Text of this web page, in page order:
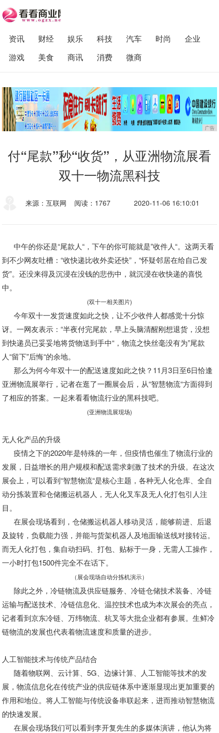
资讯 财经 娱乐 科技 汽车 时尚
企业
游戏
美食 商讯 消费 微商
广告
付“尾款”秒“收货”，从亚洲物流展看
双十一物流黑科技
来源：互联网 阅读：1767 2020-11-06 16:10:01
中午的你还是“尾款人“，下午的你可能就是”收件人“。这两天看
到不少网友吐槽：“收快递比收外卖还快”，“怀疑邻居在给自己发
货”。还没来得及沉浸在没钱的悲伤中，就沉浸在收快递的喜悦
中。
(双十一相关图片)
今年双十一发货速度如此之快，让不少收件人都感觉十分惊
讶。一网友表示：“半夜付完尾款，早上头脑清醒刚想退货，没想
到快递员已妥妥地将货物送到手中“，物流之快丝毫没有为”尾款
人“留下”后悔“的余地。
那么为何今年双十一的配送速度如此之快？11月3日至6日恰逢
亚洲物流展举行，记者在逛了一圈展会后，从“智慧物流“方面得到
了相应的答案。一起来看看物流行业的黑科技吧。
(亚洲物流展现场)
无人化产品的升级
疫情之下的2020年是特殊的一年，但疫情也催生了物流行业的
发展，日益增长的用户规模和配送需求刺激了技术的升级。在这次
展会上，可以看到“智慧物流“是核心主题，各种无人化仓库、全自
动分拣装置和仓储搬运机器人，无人化叉车及无人化打包引人注
目。
在展会现场看到，仓储搬运机器人移动灵活，能够前进、后退
及旋转，负载能力强，并能与货架机器人及地面输送线对接转运。
而无人化打包，集自动扫码、打包、贴标于一身，无需人工操作，
一小时打包1500件完全不在话下。
（展会现场自动分拣机演示）
除此之外，冷链物流及供应链服务、冷链仓储技术装备、冷链
运输与配送技术、冷链信息化、温控技术也成为本次展会的亮点，
记者看到京东冷链、万纬物流、杭叉等大批企业都有参展。生鲜冷
链物流的发展也代表着物流速度和质量的进步。
人工智能技术与传统产品结合
随着物联网、云计算、5G、边缘计算、人工智能等技术的发
展，物流信息化在传统产业的供应链体系中逐渐显现出更加重要的
作用和地位。将人工智能与传统设备串联起来，进而推动智慧物流
的快速发展。
在展会现场我们可以看到李开复先生的多媒体演讲，他认为将